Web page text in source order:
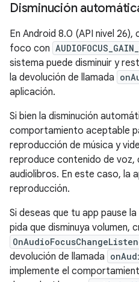
Disminución
En Android 8.0 (API nivel
foco con
sistema puede disminuir y
la devolución de llamada
aplicación.
Si bien la disminución
comportamiento aceptable
reproducción de música y
reproduce contenido de voz,
audiolibros. En este caso, la
reproducción.
Si deseas que tu app pause
pida que disminuya volumen,
devolución de llamada
implemente el